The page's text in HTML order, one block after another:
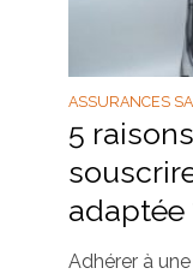
ASSURANCES
5
adaptée
Adhérer à